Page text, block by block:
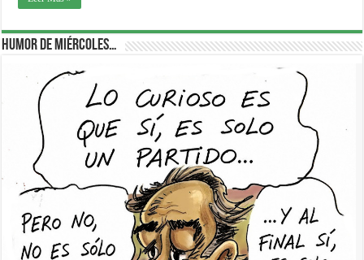
Humor de Miércoles…